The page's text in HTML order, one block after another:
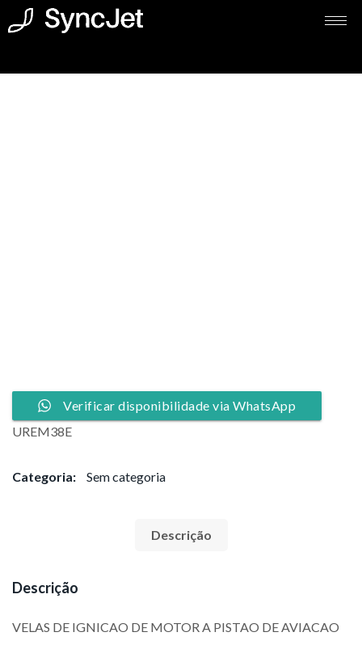
Verificar disponibilidade via WhatsApp
UREM38E
Categoria: Sem categoria
Descrição
Descrição
VELAS DE IGNICAO DE MOTOR A PISTAO DE AVIACAO